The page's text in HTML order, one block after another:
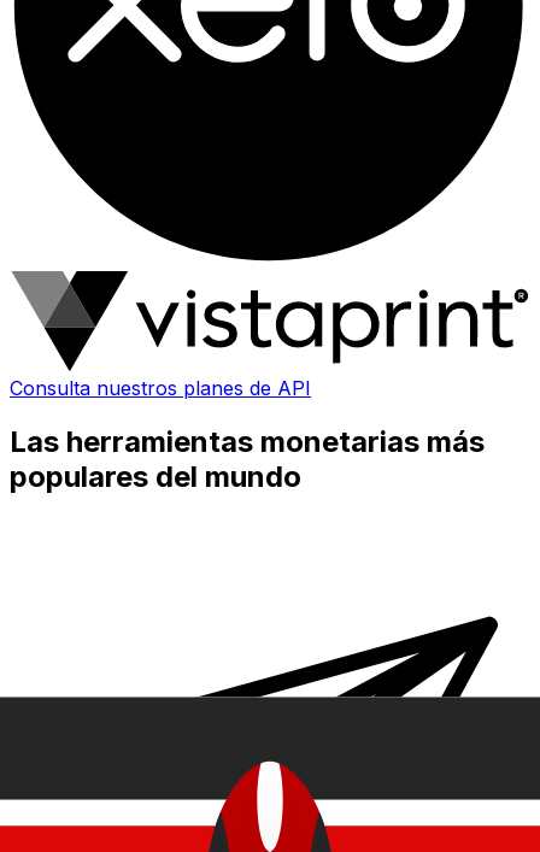
Consulta nuestros planes de API
Las herramientas monetarias más
populares del mundo